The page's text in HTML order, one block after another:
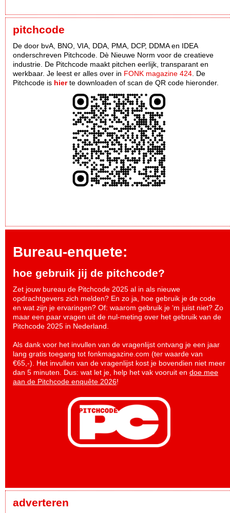
pitchcode
De door bvA, BNO, VIA, DDA, PMA, DCP, DDMA en IDEA
onderschreven Pitchcode. Dè Nieuwe Norm voor de creatieve
industrie. De Pitchcode maakt pitchen eerlijk, transparant en
werkbaar. Je leest er alles over in FONK magazine 424 . De
Pitchcode is hierte downloaden of scan de QR code hieronder.
Bureau-enquete:
hoe gebruik jij de pitchcode?
Zet jouw bureau de Pitchcode 2025 al in als nieuwe
opdrachtgevers zich melden? En zo ja, hoe gebruik je de code
en wat zijn je ervaringen? Of: waarom gebruik je ‘m juist niet? Zo
maar een paar vragen uit de nul-meting over het gebruik van de
Pitchcode 2025 in Nederland.
Als dank voor het invullen van de vragenlijst ontvang je een jaar
lang gratis toegang tot fonkmagazine.com (ter waarde van
€65,-). Het invullen van de vragenlijst kost je bovendien niet meer
dan 5 minuten. Dus: wat let je, help het vak vooruit en doe mee
aan de Pitchcode enquête 2026!
adverteren